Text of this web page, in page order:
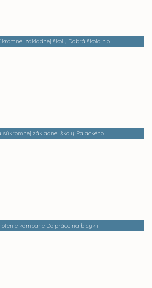
základnej školy Dobrá škola n.o.
súkromnej základnej školy Palackého
kampane Do práce na bicykli